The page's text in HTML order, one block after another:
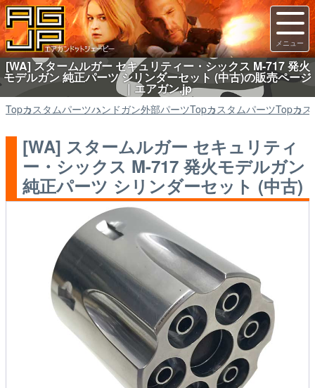
[WA] スタームルガー セキュリティー・シックス M-717 発火
モデルガン 純正パーツ シリンダーセット (中古)の販売ページ
｜エアガン.jp
Topカスタムパーツハンドガン外部パーツTopカスタムパーツTopカ
[WA] スタームルガー セキュリティ
ー・シックス M-717 発火モデルガン
純正パーツ シリンダーセット (中古)